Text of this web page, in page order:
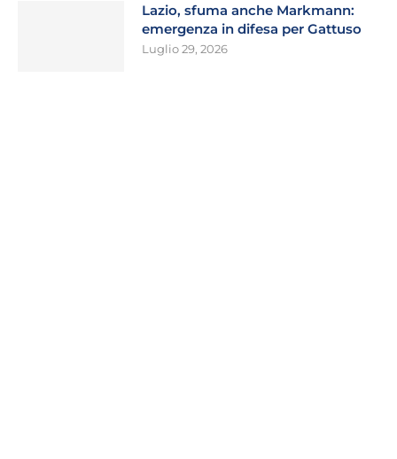
Lazio, sfuma anche Markmann:
emergenza in difesa per Gattuso
Luglio 29, 2026